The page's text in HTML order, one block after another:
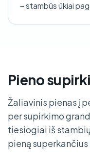
– stambūs ūkiai
Pieno
Žaliavinis pienas į
per supirkimo
tiesiogiai iš
pieną